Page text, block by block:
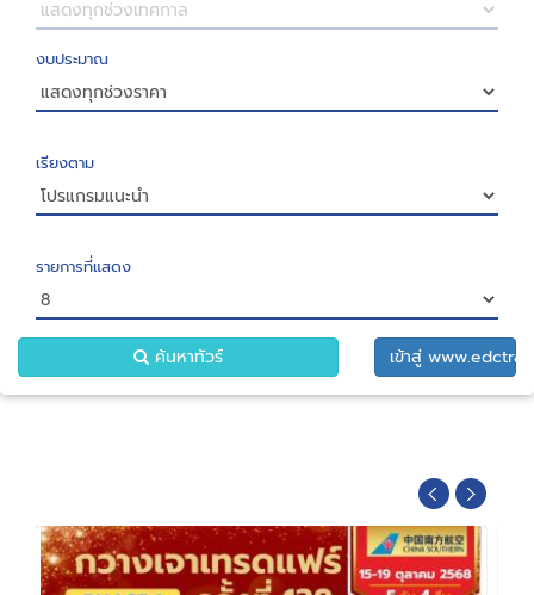
งบประมาณ
เรียงตาม
รายการที่แสดง
ค้นหาทัวร์ เข้าสู่